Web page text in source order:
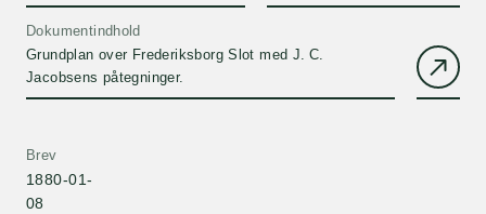
Dokumentindhold
Grundplan over Frederiksborg Slot med J. C.
Jacobsens påtegninger.
Brev
1880-01-
08